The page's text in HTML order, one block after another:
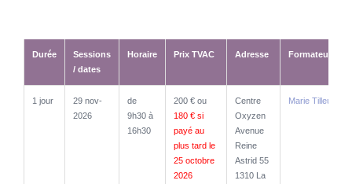
Durée
Sessions
/ dates
Horaire Prix TVAC Adresse Formateurs
1 jour
29 nov-
2026
de
9h30 à
16h30
200 € ou
180 € si
payé au
plus tard le
25 octobre
2026
Centre
Oxyzen
Avenue
Reine
Astrid 55
1310 La
Marie Tilleux